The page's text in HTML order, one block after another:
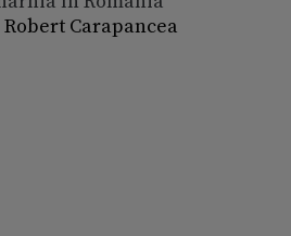
Robert Carapancea